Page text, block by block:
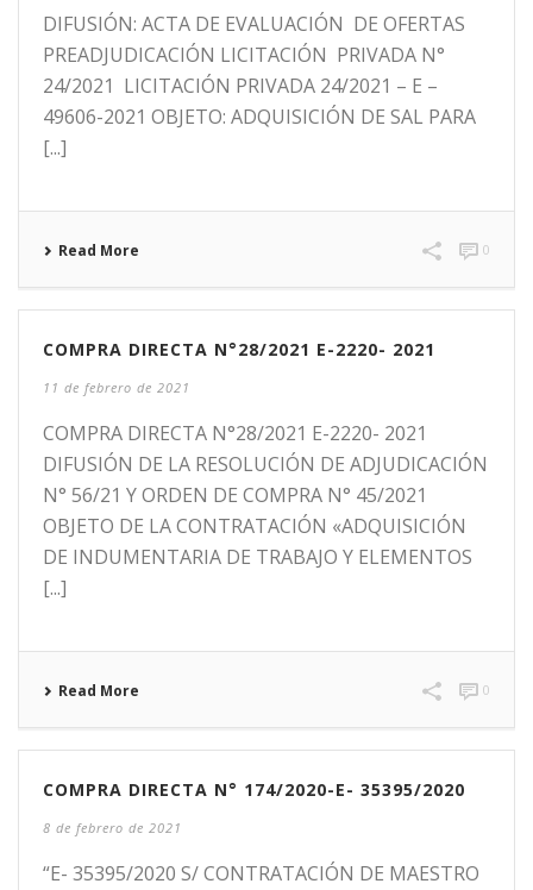
DIFUSIÓN: ACTA DE EVALUACIÓN DE OFERTAS
PREADJUDICACIÓN LICITACIÓN PRIVADA N°
24/2021 LICITACIÓN PRIVADA 24/2021 – E –
49606-2021 OBJETO: ADQUISICIÓN DE SAL PARA
[...]
Read More 0
COMPRA DIRECTA N°28/2021 E-2220- 2021
11 de febrero de 2021
COMPRA DIRECTA N°28/2021 E-2220- 2021
DIFUSIÓN DE LA RESOLUCIÓN DE ADJUDICACIÓN
N° 56/21 Y ORDEN DE COMPRA N° 45/2021
OBJETO DE LA CONTRATACIÓN «ADQUISICIÓN
DE INDUMENTARIA DE TRABAJO Y ELEMENTOS
[...]
Read More 0
COMPRA DIRECTA N° 174/2020-E- 35395/2020
8 de febrero de 2021
“E- 35395/2020 S/ CONTRATACIÓN DE MAESTRO